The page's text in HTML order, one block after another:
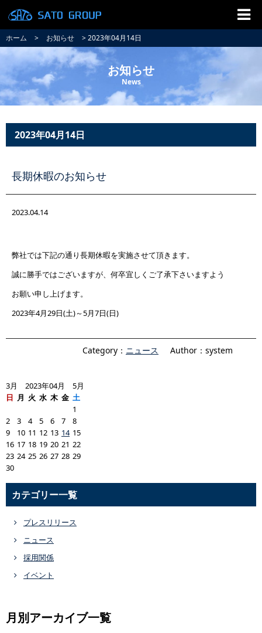
ホーム > お知らせ > 2023年04月14日
お知らせ
News
2023年04月14日
長期休暇のお知らせ
2023.04.14
弊社では下記の通り長期休暇を実施させて頂きます。
誠に勝手ではございますが、何卒宜しくご了承下さいますよう
お願い申し上げます。
2023年4月29日(土)～5月7日(日)
Category： ニュース Author：system
3月 2023年04月 5月
日 月 火 水 木 金 土
1
2
3 4 5 6 7
8
9
10 11 12 13 14 15
16 17 18 19 20 21 22
23 24 25 26 27 28 29
30
カテゴリー一覧
プレスリリース
ニュース
採用関係
イベント
月別アーカイブ一覧